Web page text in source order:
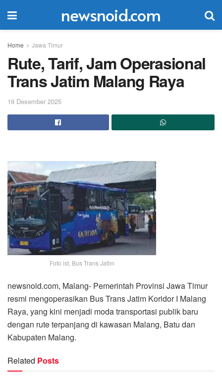
newsnoid.com
Home Jawa Timur
Rute, Tarif, Jam Operasional
Trans Jatim Malang Raya
19 Desember 2025
Foto ist, Bus Trans Jatim
newsnoid.com, Malang- Pemerintah Provinsi Jawa Timur
resmi mengoperasikan Bus Trans Jatim Koridor I Malang
Raya, yang kini menjadi moda transportasi publik baru
dengan rute terpanjang di kawasan Malang, Batu dan
Kabupaten Malang.
Related Posts